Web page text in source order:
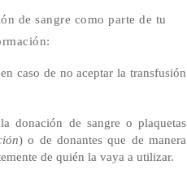
de sangre como parte de tu
caso de no aceptar la transfusión
donación de sangre o plaquetas
) o de donantes que de manera
de quién la vaya a utilizar.